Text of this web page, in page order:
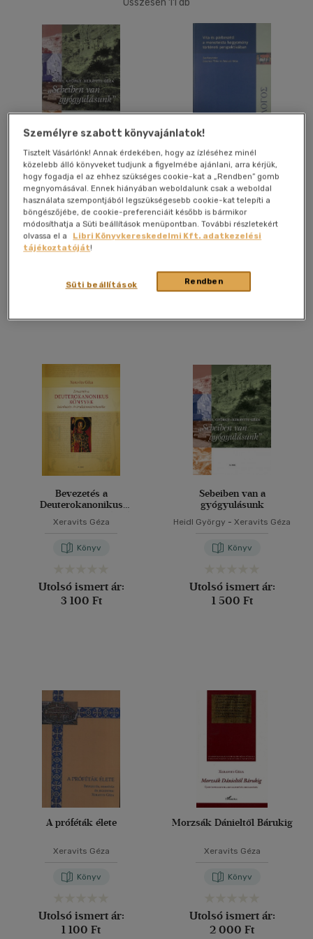
40 db / oldal
Összesen 11 db
Sebeiben van a
gyógyulásunk
Heidl György - Xeravits Géza
Antikvár
Árinformációk
Vita és párbeszéd: a
monoteista hagyomány
történeti perspektívában
Losonczi Péter- Xeravits
Géza
Antikvár
Online ár:4 300 Ft
Bevezetés a
Deuterokanonikus
irodalomtörténetébe
Xeravits Géza
Könyv
Utolsó ismert ár:
3 100 Ft
Sebeiben van a
gyógyulásunk
Heidl György - Xeravits Géza
Könyv
Utolsó ismert ár:
1 500 Ft
A próféták élete
Xeravits Géza
Könyv
Utolsó ismert ár:
1 100 Ft
Morzsák Dánieltől Bárukig
Xeravits Géza
Könyv
Utolsó ismert ár:
2 000 Ft
Személyre szabott könyvajánlatok!
Tisztelt Vásárlónk! Annak érdekében, hogy az ízléséhez minél
közelebb álló könyveket tudjunk a figyelmébe ajánlani, arra kérjük,
hogy fogadja el az ehhez szükséges cookie-kat a „Rendben” gomb
megnyomásával. Ennek hiányában weboldalunk csak a weboldal
használata szempontjából legszükségesebb cookie-kat telepíti a
böngészőjébe, de cookie-preferenciáit később is bármikor
módosíthatja a Süti beállítások menüpontban. További részletekért
olvassa el a
Libri Könyvkereskedelmi Kft. adatkezelési
tájékoztatóját!
Rendben
Süti beállítások